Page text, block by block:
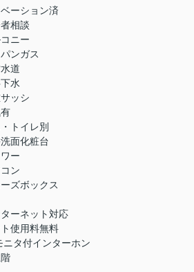
ベーション済
相談
ニー
ンガス
道
水
ッシ
トイレ別
面化粧台
ー
ン
ズボックス
ーネット対応
使用料無料
ニタ付インターホン